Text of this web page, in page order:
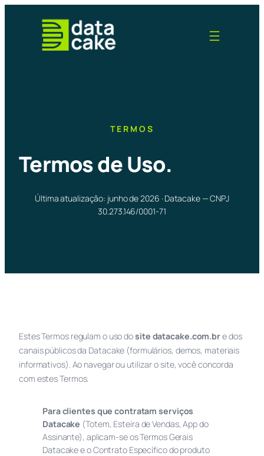
TERMOS
Termos de Uso.
Última atualização: junho de 2026 · Datacake — CNPJ
30.273.146/0001-71
Estes Termos regulam o uso dosite datacake.com.bre dos
canais públicos da Datacake (formulários, demos, materiais
informativos). Ao navegar ou utilizar o site, você concorda
com estes Termos.
Para clientes que contratam serviços
Datacake (Totem, Esteira de Vendas, App do
Assinante), aplicam-se os Termos Gerais
Datacake e o Contrato Específico do produto